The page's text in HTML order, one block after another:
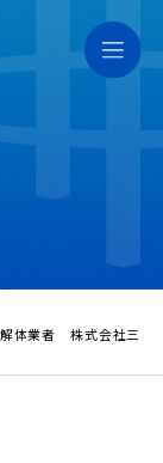
体業者 株式会社三